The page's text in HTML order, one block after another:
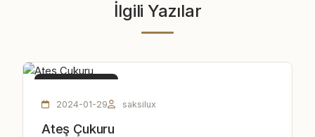
İlgili Yazılar
2024-01-29 saksilux
Ateş Çukuru